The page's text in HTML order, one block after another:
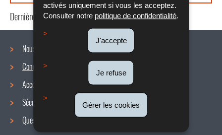
activés uniquement si vous les acceptez.
Consulter notre politique de confidentialité.
J'accepte
Je refuse
Gérer les cookies
Dernière mise à jour28/02/2024
Menu
de
navigation
Nous connaître
Conditions de travail
Accords collectifs
Sécurité / Santé au travail
Questions / réponses